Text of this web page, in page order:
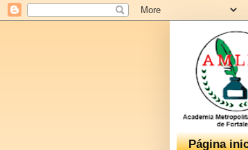
Página